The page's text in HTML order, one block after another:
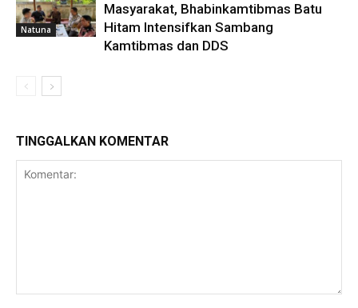
Natuna
Masyarakat, Bhabinkamtibmas Batu
Hitam Intensifkan Sambang
Kamtibmas dan DDS
TINGGALKAN KOMENTAR